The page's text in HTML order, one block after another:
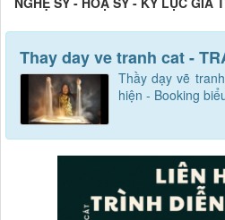
Thay day ve tranh cat -
Thầy dạy vẽ
hiện - Booking